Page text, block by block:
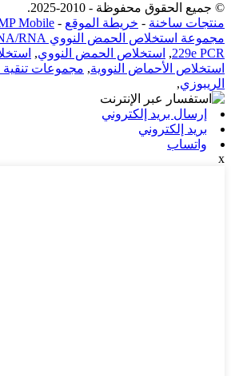
© جميع الحقوق محفوظة - 2010-2025.
منتجات ساخنة - خريطة الموقع -
Mobile
مجموعة استخلاص الحمض النووي DNA/RNA
229e PCR
, استخلاص الحمض النووي,
استخلاص الأحماض النووية, مجموعات
الريبوزي,
إرسال بريد إلكتروني
بريد إلكتروني
واتساب
x